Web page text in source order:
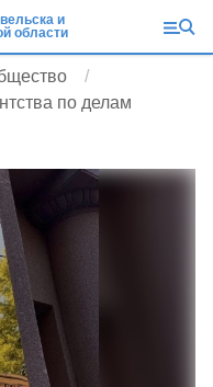
и
области
по делам